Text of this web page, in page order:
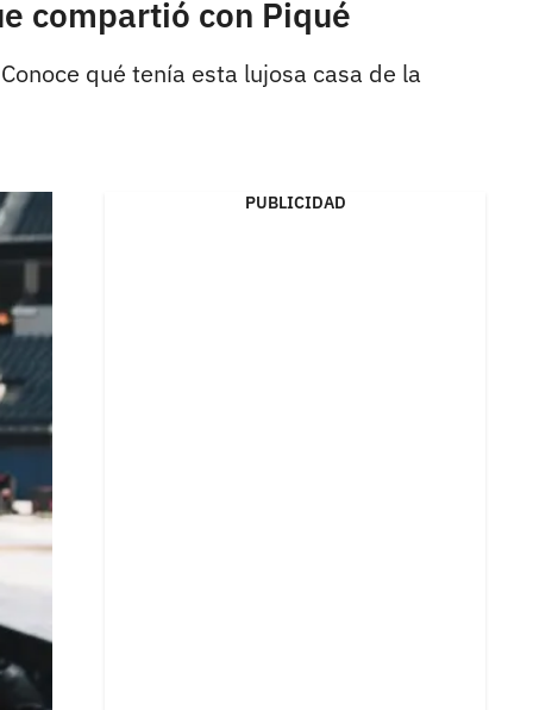
compartió con Piqué
qué tenía esta lujosa casa de la
PUBLICIDAD